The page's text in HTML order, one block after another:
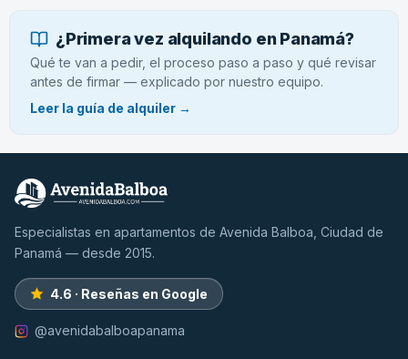
¿Primera vez alquilando en Panamá?
Qué te van a pedir, el proceso paso a paso y qué revisar
antes de firmar — explicado por nuestro equipo.
Leer la guía de alquiler →
Especialistas en apartamentos de Avenida Balboa, Ciudad de
Panamá — desde 2015.
4.6 · Reseñas en Google
@avenidabalboapanama